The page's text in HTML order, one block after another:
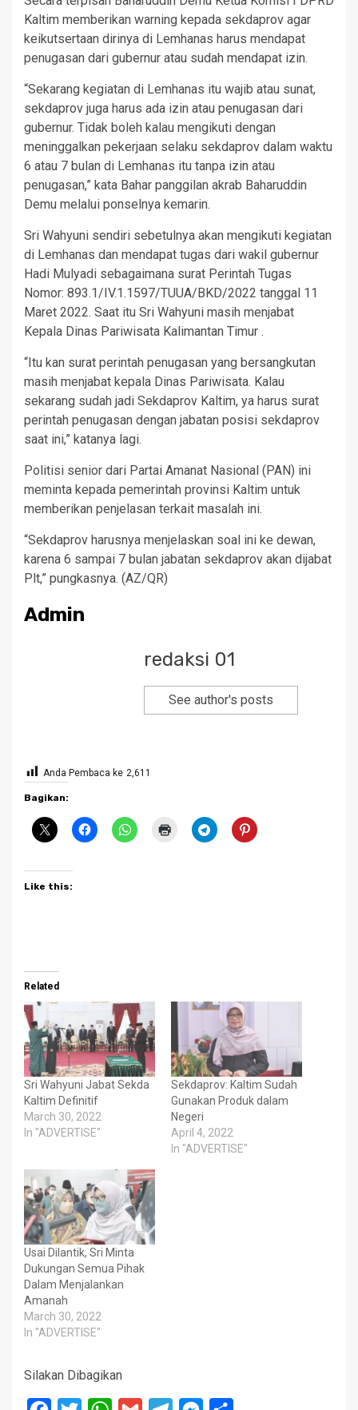
Kaltim memberikan warning kepada sekdaprov agar
keikutsertaan dirinya di Lemhanas harus mendapat
penugasan dari gubernur atau sudah mendapat izin.
“Sekarang kegiatan di Lemhanas itu wajib atau sunat,
sekdaprov juga harus ada izin atau penugasan dari
gubernur. Tidak boleh kalau mengikuti dengan
meninggalkan pekerjaan selaku sekdaprov dalam waktu
6 atau 7 bulan di Lemhanas itu tanpa izin atau
penugasan,” kata Bahar panggilan akrab Baharuddin
Demu melalui ponselnya kemarin.
Sri Wahyuni sendiri sebetulnya akan mengikuti kegiatan
di Lemhanas dan mendapat tugas dari wakil gubernur
Hadi Mulyadi sebagaimana surat Perintah Tugas
Nomor: 893.1/IV.1.1597/TUUA/BKD/2022 tanggal 11
Maret 2022. Saat itu Sri Wahyuni masih menjabat
Kepala Dinas Pariwisata Kalimantan Timur .
“Itu kan surat perintah penugasan yang bersangkutan
masih menjabat kepala Dinas Pariwisata. Kalau
sekarang sudah jadi Sekdaprov Kaltim, ya harus surat
perintah penugasan dengan jabatan posisi sekdaprov
saat ini,” katanya lagi.
Politisi senior dari Partai Amanat Nasional (PAN) ini
meminta kepada pemerintah provinsi Kaltim untuk
memberikan penjelasan terkait masalah ini.
“Sekdaprov harusnya menjelaskan soal ini ke dewan,
karena 6 sampai 7 bulan jabatan sekdaprov akan dijabat
Plt,” pungkasnya. (AZ/QR)
Admin
redaksi 01
See author's posts
Anda Pembaca ke 2,611
Bagikan:
Like this:
Related
Sri Wahyuni Jabat Sekda
Kaltim Definitif
March 30, 2022
In "ADVERTISE"
Sekdaprov: Kaltim Sudah
Gunakan Produk dalam
Negeri
April 4, 2022
In "ADVERTISE"
Usai Dilantik, Sri Minta
Dukungan Semua Pihak
Dalam Menjalankan
Amanah
March 30, 2022
In "ADVERTISE"
Silakan Dibagikan